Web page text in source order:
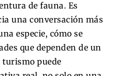
de fauna. Es
una conversación más
especie, cómo se
que dependen de un
puede